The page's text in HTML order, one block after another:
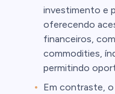
investimento e
oferecendo
financeiros,
commodities,
permitindo
Em contraste,